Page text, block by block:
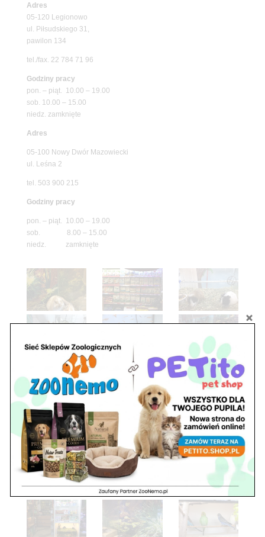
Adres
05-120 Legionowo
ul. Piłsudskiego 31,
pawilon 134
tel./fax. 22 784 71 96
Godziny pracy
pon. – piąt. 10.00 – 19.00
sob. 10.00 – 15.00
niedz. zamknięte
Adres
05-100 Nowy Dwór Mazowiecki
ul. Leśna 2
tel. 503 900 215
Godziny pracy
pon. – piąt. 10.00 – 19.00
sob. 8.00 – 15.00
niedz. zamknięte